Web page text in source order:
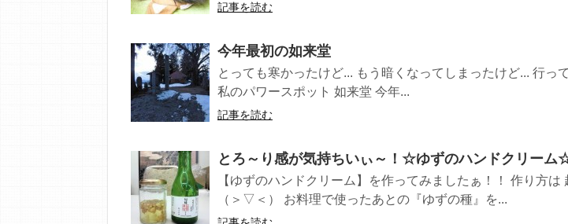
記事を読む
今年最初の如来堂
とっても寒かったけど... もう暗くなってしまったけど... 行っ
私のパワースポット 如来堂 今年...
記事を読む
とろ～り感が気持ちいぃ～！☆ゆずのハンドクリーム
【ゆずのハンドクリーム】を作ってみましたぁ！！ 作り方は
（＞▽＜） お料理で使ったあとの『ゆずの種』を...